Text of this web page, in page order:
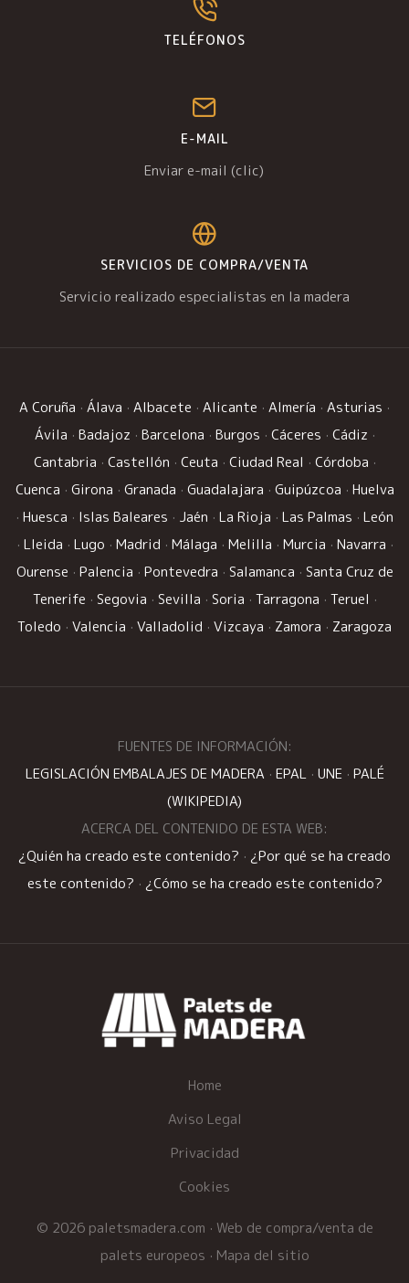
TELÉFONOS
E-MAIL
Enviar e-mail (clic)
SERVICIOS DE COMPRA/VENTA
Servicio realizado especialistas en la madera
A Coruña · Álava · Albacete · Alicante · Almería · Asturias ·
Ávila · Badajoz · Barcelona · Burgos · Cáceres · Cádiz ·
Cantabria · Castellón · Ceuta · Ciudad Real · Córdoba ·
Cuenca · Girona · Granada · Guadalajara · Guipúzcoa · Huelva
· Huesca · Islas Baleares · Jaén · La Rioja · Las Palmas · León
· Lleida · Lugo · Madrid · Málaga · Melilla · Murcia · Navarra ·
Ourense · Palencia · Pontevedra · Salamanca · Santa Cruz de
Tenerife · Segovia · Sevilla · Soria · Tarragona · Teruel ·
Toledo · Valencia · Valladolid · Vizcaya · Zamora · Zaragoza
FUENTES DE INFORMACIÓN:
LEGISLACIÓN EMBALAJES DE MADERA · EPAL· UNE · PALÉ
(WIKIPEDIA)
ACERCA DEL CONTENIDO DE ESTA WEB:
¿Quién ha creado este contenido? · ¿Por qué se ha creado
este contenido? · ¿Cómo se ha creado este contenido?
Home
Aviso Legal
Privacidad
Cookies
© 2026 paletsmadera.com · Web de compra/venta de
palets europeos · Mapa del sitio